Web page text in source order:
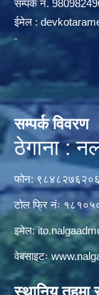
सम्पर्क न‌ं.
ईमेल :
सम्पर्क विवरण
ठेगाना :
फोन: ९८४८२७६२०६
टोल फ्रि नंः
इमेल:
वेबसाइटः